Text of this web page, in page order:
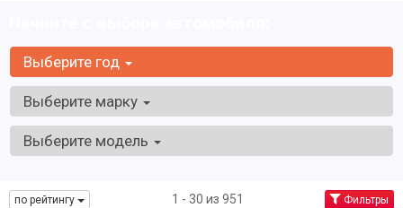
Выберите год
Выберите марку
Выберите модель
по рейтингу 1 - 30 из 951 Фильтры